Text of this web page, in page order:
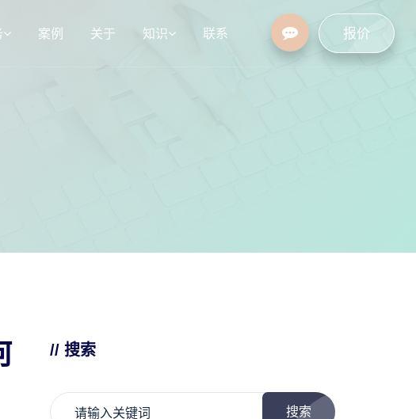
案例 关于 知识 联系 报价
// 搜索
搜索